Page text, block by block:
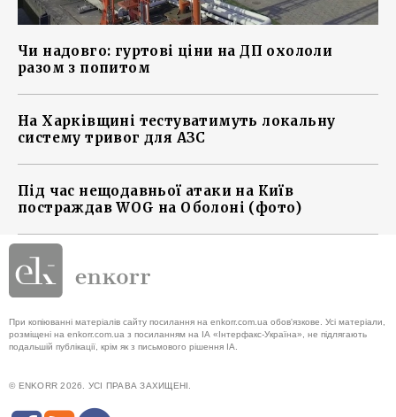
Чи надовго: гуртові ціни на ДП охололи
разом з попитом
На Харківщині тестуватимуть локальну
систему тривог для АЗС
Під час нещодавньої атаки на Київ
постраждав WOG на Оболоні (фото)
При копіюванні матеріалів сайту посилання на enkorr.com.ua обов'язкове. Усі матеріали,
розміщені на enkorr.com.ua з посиланням на ІА «Інтерфакс-Україна», не підлягають
подальшій публікації, крім як з письмового рішення ІА.
© ENKORR 2026. УСІ ПРАВА ЗАХИЩЕНІ.